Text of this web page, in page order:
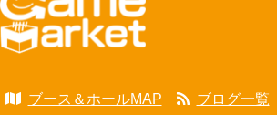
ブース＆ホールMAP ブログ一覧